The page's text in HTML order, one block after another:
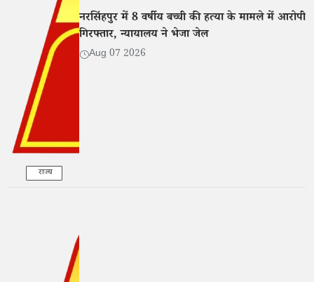
राज्य
नरसिंहपुर में 8 वर्षीय बच्ची की हत्या के मामले में आरोपी
गिरफ्तार, न्यायालय ने भेजा जेल
Aug 07 2026